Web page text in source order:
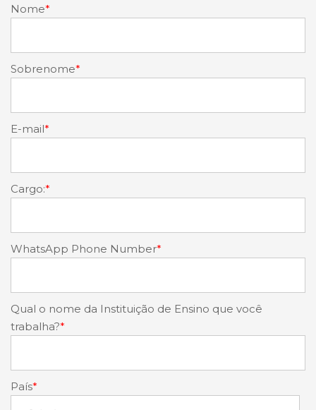
Nome*
Sobrenome*
E-mail*
Cargo:*
WhatsApp Phone Number*
Qual o nome da Instituição de Ensino que você
trabalha?*
País*